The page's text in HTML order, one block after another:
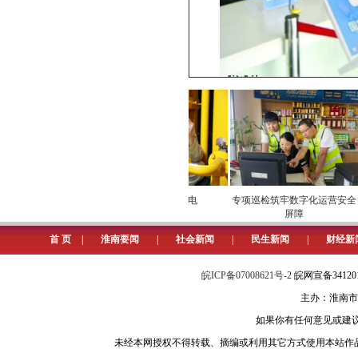
专项巡检筑牢数字化运营安全
屏障
首 页 淮南要闻 社会新闻 民生新闻 财经新
皖ICP备07008621号-2 皖网宣备
主办：淮南
如果你有任何意见或建
未经本网授权不得转载、摘编或利用其它方式使用本站